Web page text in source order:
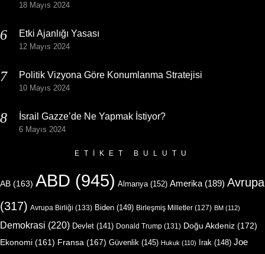
18 Mayıs 2024
Etki Ajanlığı Yasası
12 Mayıs 2024
Politik Vizyona Göre Konumlanma Stratejisi
10 Mayıs 2024
İsrail Gazze’de Ne Yapmak İstiyor?
6 Mayıs 2024
ETIKET BULUTU
AB (163) ABD (945) Almanya(152) Amerika(189) Avrupa
(317) Avrupa Birliği (133) Biden (149) Birleşmiş Milletler (127) BM (112)
Demokrasi (220) Devlet (141) Donald Trump (131) Doğu Akdeniz (172)
Ekonomi (161) Fransa (167) Güvenlik (145) Hukuk (110) Irak (148) Joe